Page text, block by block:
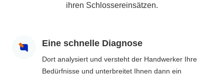
ihren Schlossereinsätzen.
Eine schnelle Diagnose
Dort analysiert und versteht der Handwerker Ihre
Bedürfnisse und unterbreitet Ihnen dann ein